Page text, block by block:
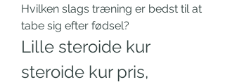
Hvilken slags træning er bedst til at
tabe sig efter fødsel?
Lille steroide kur
steroide kur pris,